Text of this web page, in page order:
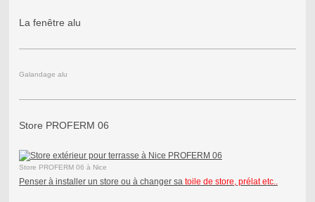
La fenêtre alu
Galandage alu
Store PROFERM 06
Store PROFERM 06 à Nice
Penser à installer un store ou à changer sa toile de store, prélat etc..